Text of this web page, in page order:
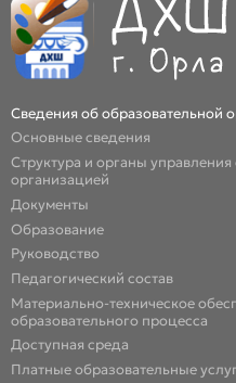
Сведения об образовательной
Основные сведения
Структура и органы
организацией
Документы
Образование
Руководство
Педагогический состав
Материально-техническое
образовательного процесса
Доступная среда
Платные образовательные